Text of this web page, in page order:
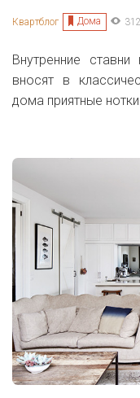
Квартблог Дома
Внутренние
вносят в
дома приятные нотки